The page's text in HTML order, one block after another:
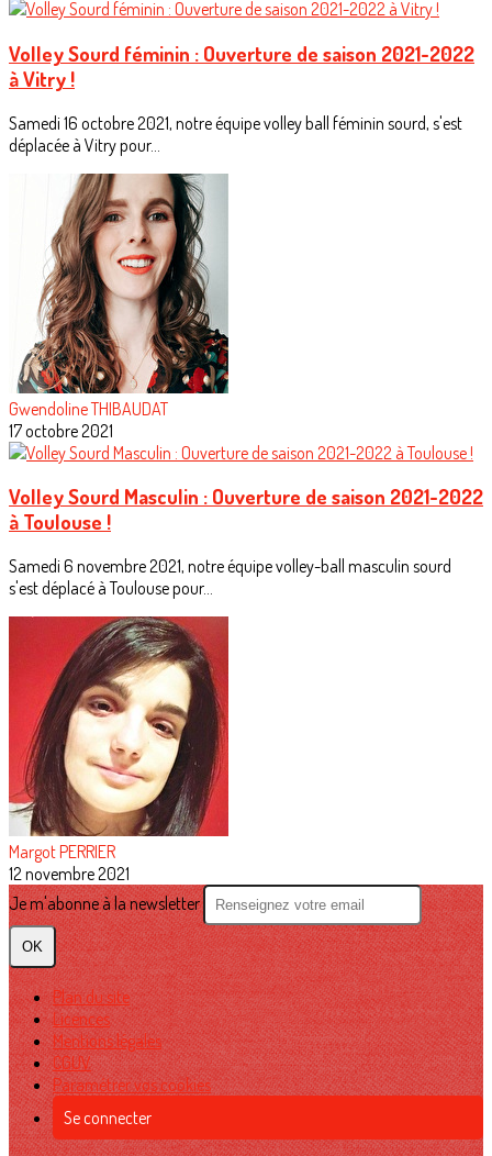
Volley Sourd féminin : Ouverture de saison 2021-2022
à Vitry !
Samedi 16 octobre 2021, notre équipe volley ball féminin sourd, s'est
déplacée à Vitry pour...
Gwendoline THIBAUDAT
17 octobre 2021
Volley Sourd Masculin : Ouverture de saison 2021-2022
à Toulouse !
Samedi 6 novembre 2021, notre équipe volley-ball masculin sourd
s'est déplacé à Toulouse pour...
Margot PERRIER
12 novembre 2021
Je m'abonne à la newsletter
OK
Plan du site
Licences
Mentions légales
CGUV
Paramétrer vos cookies
Se connecter